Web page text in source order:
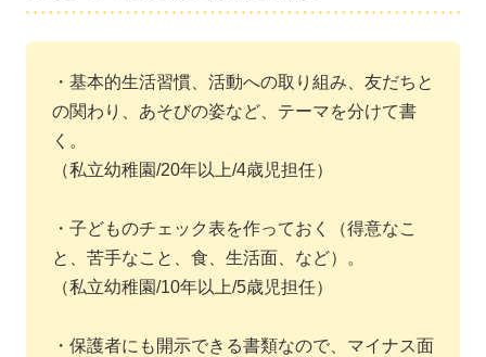
・基本的生活習慣、活動への取り組み、友だちと
の関わり、あそびの姿など、テーマを分けて書
く。
（私立幼稚園/20年以上/4歳児担任）
・子どものチェック表を作っておく（得意なこ
と、苦手なこと、食、生活面、など）。
（私立幼稚園/10年以上/5歳児担任）
・保護者にも開示できる書類なので、マイナス面